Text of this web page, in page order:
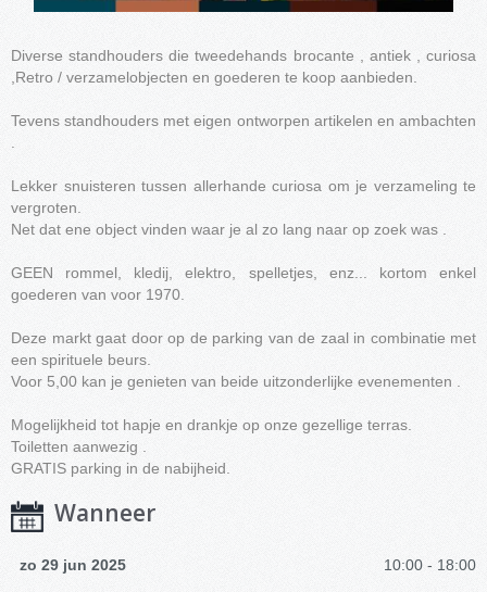
Diverse standhouders die tweedehands brocante , antiek , curiosa
,Retro / verzamelobjecten en goederen te koop aanbieden.
Tevens standhouders met eigen ontworpen artikelen en ambachten
Lekker snuisteren tussen allerhande curiosa om je verzameling te
vergroten.
Net dat ene object vinden waar je al zo lang naar op zoek was .
GEEN rommel, kledij, elektro, spelletjes, enz... kortom enkel
goederen van voor 1970.
Deze markt gaat door op de parking van de zaal in combinatie met
een spirituele beurs.
Voor 5,00 kan je genieten van beide uitzonderlijke evenementen .
Mogelijkheid tot hapje en drankje op onze gezellige terras.
Toiletten aanwezig .
GRATIS parking in de nabijheid.
Wanneer
zo 29 jun 2025 10:00 - 18:00